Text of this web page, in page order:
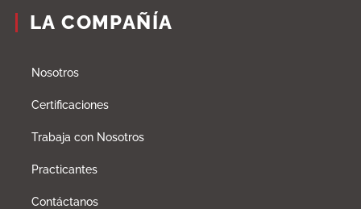
LA COMPAÑÍA
Nosotros
Certificaciones
Trabaja con Nosotros
Practicantes
Contáctanos